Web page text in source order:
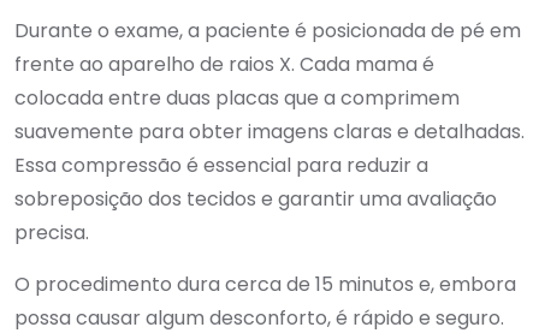
Durante o exame, a paciente é posicionada de pé em
frente ao aparelho de raios X. Cada mama é
colocada entre duas placas que a comprimem
suavemente para obter imagens claras e detalhadas.
Essa compressão é essencial para reduzir a
sobreposição dos tecidos e garantir uma avaliação
precisa.
O procedimento dura cerca de 15 minutos e, embora
possa causar algum desconforto, é rápido e seguro.